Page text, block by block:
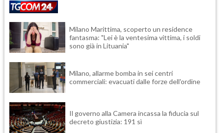
Milano Marittima, scoperto un residence
fantasma: "Lei è la ventesima vittima, i soldi
sono già in Lituania"
Milano, allarme bomba in sei centri
commerciali: evacuati dalle forze dell'ordine
Il governo alla Camera incassa la fiducia sul
decreto giustizia: 191 sì